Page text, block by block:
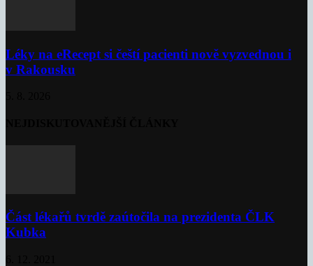
Léky na eRecept si čeští pacienti nově vyzvednou i
v Rakousku
Část lékařů tvrdě zaútočila na prezidenta ČLK
Kubka